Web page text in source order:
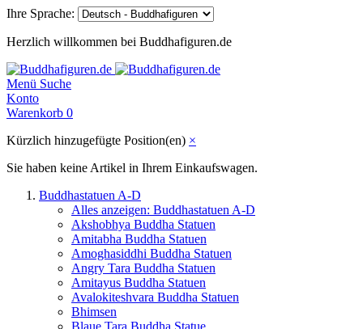
Ihre Sprache:
Herzlich willkommen bei Buddhafiguren.de
Menü Suche
Konto
Warenkorb 0
Kürzlich hinzugefügte Position(en) ×
Sie haben keine Artikel in Ihrem Einkaufswagen.
Buddhastatuen A-D
Alles anzeigen: Buddhastatuen A-D
Akshobhya Buddha Statuen
Amitabha Buddha Statuen
Amoghasiddhi Buddha Statuen
Angry Tara Buddha Statuen
Amitayus Buddha Statuen
Avalokiteshvara Buddha Statuen
Bhimsen
Blaue Tara Buddha Statue